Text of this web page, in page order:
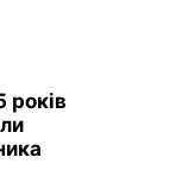
років